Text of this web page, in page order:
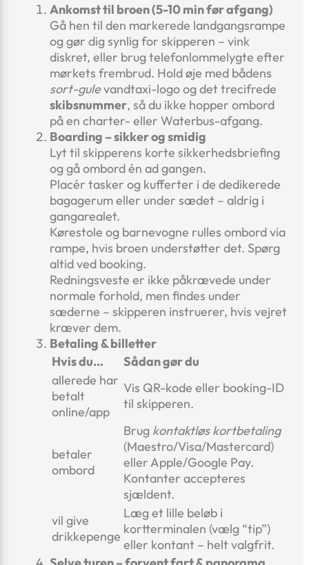
Ankomst til broen (5-10 min før afgang)
Gå hen til den markerede landgangsrampe
og gør dig synlig for skipperen – vink
diskret, eller brug telefonlommelygte efter
mørkets frembrud. Hold øje med bådens
sort-gulevandtaxi-logo og det trecifrede
skibsnummer, så du ikke hopper ombord
på en charter- eller Waterbus-afgang.
Boarding – sikker og smidig
Lyt til skipperens korte sikkerhedsbriefing
og gå ombord én ad gangen.
Placér tasker og kufferter i de dedikerede
bagagerum eller under sædet – aldrig i
gangarealet.
Kørestole og barnevogne rulles ombord via
rampe, hvis broen understøtter det. Spørg
altid ved booking.
Redningsveste er ikke påkrævede under
normale forhold, men findes under
sæderne – skipperen instruerer, hvis vejret
kræver dem.
Betaling & billetter
Hvis du…
Sådan gør du
allerede har
betalt
online/app
Vis QR-kode eller booking-ID
til skipperen.
betaler
ombord
Brug kontaktløs kortbetaling
(Maestro/Visa/Mastercard)
eller Apple/Google Pay.
Kontanter accepteres
sjældent.
vil give
drikkepenge
Læg et lille beløb i
kortterminalen (vælg “tip”)
eller kontant – helt valgfrit.